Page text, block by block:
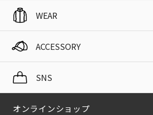
WEAR
ACCESSORY
SNS
オンラインショップ